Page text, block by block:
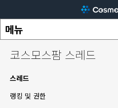
코스모스팜 스레드
스레드
랭킹 및 권한